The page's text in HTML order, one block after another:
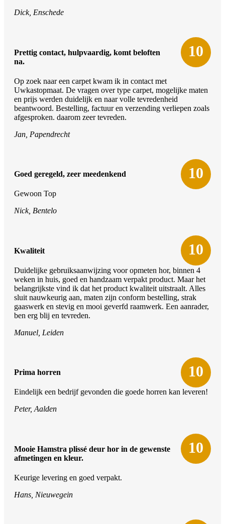
Dick, Enschede
10
Prettig contact, hulpvaardig, komt beloften
na.
Op zoek naar een carpet kwam ik in contact met
Uwkastopmaat. De vragen over type carpet, mogelijke maten
en prijs werden duidelijk en naar volle tevredenheid
beantwoord. Bestelling, factuur en verzending verliepen zoals
afgesproken. daarom zeer tevreden.
Jan, Papendrecht
10
Goed geregeld, zeer meedenkend
Gewoon Top
Nick, Bentelo
10
Kwaliteit
Duidelijke gebruiksaanwijzing voor opmeten hor, binnen 4
weken in huis, goed en handzaam verpakt product. Maar het
belangrijkste vind ik dat het product kwaliteit uitstraalt. Alles
sluit nauwkeurig aan, maten zijn conform bestelling, strak
gaaswerk en stevig en mooi geverfd raamwerk. Een aanrader,
ben erg blij en tevreden.
Manuel, Leiden
10
Prima horren
Eindelijk een bedrijf gevonden die goede horren kan leveren!
Peter, Aalden
10
Mooie Hamstra plissé deur hor in de gewenste
afmetingen en kleur.
Keurige levering en goed verpakt.
Hans, Nieuwegein